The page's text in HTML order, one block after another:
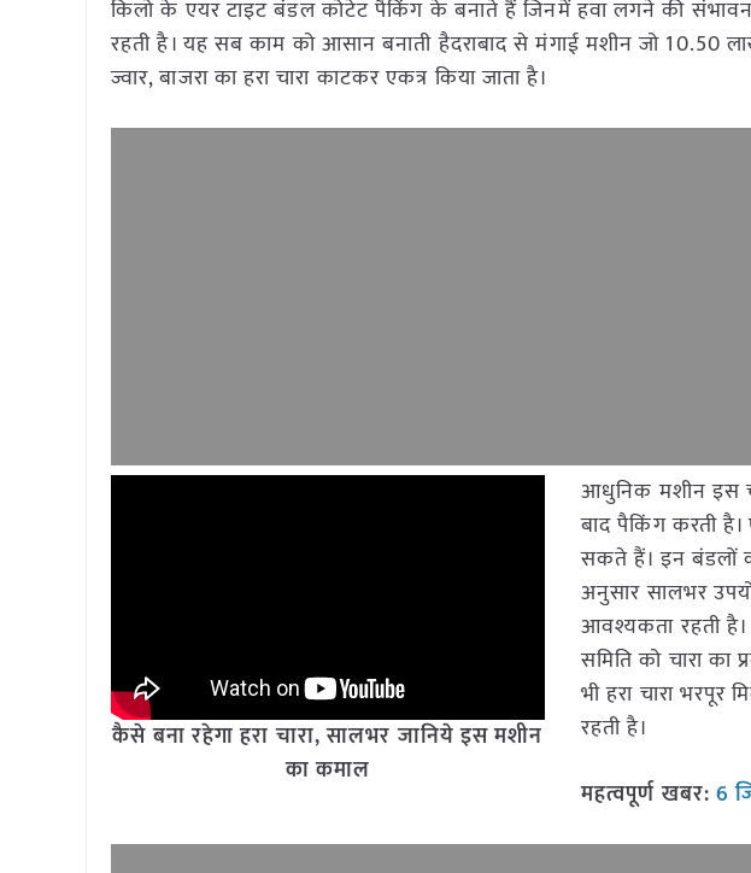
किलो के एयर टाइट बंडल कोटेट पैकिंग के बनाते हैं जिनमें हवा लगने की संभावना
रहती है। यह सब काम को आसान बनाती हैदराबाद से मंगाई मशीन जो 10.50
ज्वार, बाजरा का हरा चारा काटकर एकत्र किया जाता है।
कैसे बना रहेगा हरा चारा, सालभर जानिये इस मशीन
का कमाल
आधुनिक मशीन इस
बाद पैकिंग करती
सकते हैं। इन बंडलों
अनुसार सालभर
आवश्यकता रहती
समिति को चारा का
भी हरा चारा भरपूर
रहती है।
महत्वपूर्ण खबर:6